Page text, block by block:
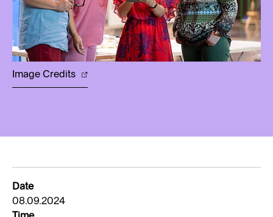
Image Credits
Date
08.09.2024